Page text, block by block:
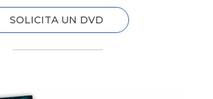
SOLICITA UN DVD